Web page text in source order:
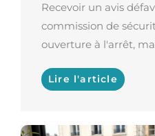
Recevoir un avis
commission de
ouverture à l'arrêt,
Lire l'article